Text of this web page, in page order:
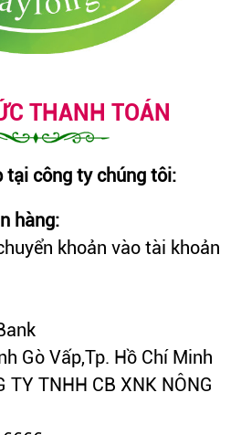
THANH TOÁN
công ty chúng tôi:
hàng:
khoản vào tài khoản
Gò Vấp,Tp. Hồ Chí Minh
TY TNHH CB XNK NÔNG